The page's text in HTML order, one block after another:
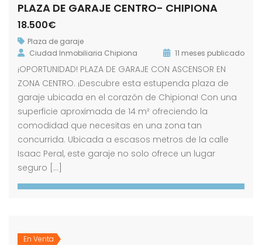
PLAZA DE GARAJE CENTRO- CHIPIONA
18.500€
Plaza de garaje
Ciudad Inmobiliaria Chipiona
11 meses publicado
¡OPORTUNIDAD! PLAZA DE GARAJE CON ASCENSOR EN
ZONA CENTRO. ¡Descubre esta estupenda plaza de
garaje ubicada en el corazón de Chipiona! Con una
superficie aproximada de 14 m² ofreciendo la
comodidad que necesitas en una zona tan
concurrida. Ubicada a escasos metros de la calle
Isaac Peral, este garaje no solo ofrece un lugar
seguro […]
En Venta